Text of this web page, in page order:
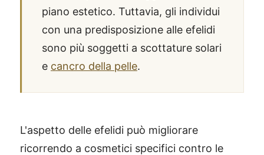
piano estetico. Tuttavia, gli individui
con una predisposizione alle efelidi
sono più soggetti a scottature solari
e cancro della pelle.
L'aspetto delle efelidi può migliorare
ricorrendo a cosmetici specifici contro le